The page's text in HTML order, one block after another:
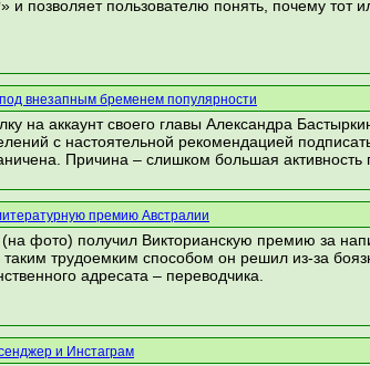
позволяет пользователю понять, почему тот
внезапным бременем популярности
на аккаунт своего главы Александра
с настоятельной рекомендацией
Причина – слишком большая активность
премию Австралии
фото) получил Викторианскую премию за
трудоемким способом он решил из-за
адресата – переводчика.
и Инстаграм